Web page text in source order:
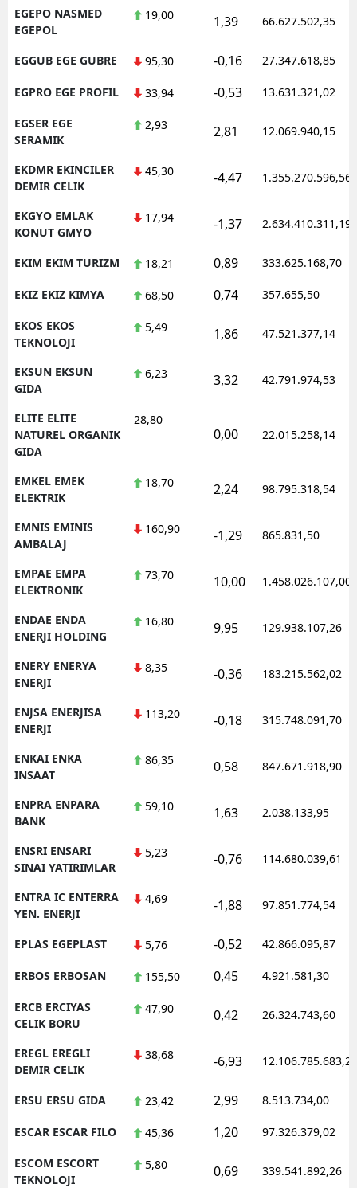
EGEPO NASMED
EGEPOL
19,00 1,39 66.627.502,35
EGGUB EGE GUBRE 95,30 -0,16 27.347.618,85
EGPRO EGE PROFIL 33,94 -0,53 13.631.321,02
EGSER EGE
SERAMIK
2,93 2,81 12.069.940,15
EKDMR EKINCILER
DEMIR CELIK
45,30 -4,47 1.355.270.596,56
EKGYO EMLAK
KONUT GMYO
17,94 -1,37 2.634.410.311,19
EKIM EKIM TURIZM 18,21 0,89 333.625.168,70
EKIZ EKIZ KIMYA 68,50 0,74 357.655,50
EKOS EKOS
TEKNOLOJI
5,49 1,86 47.521.377,14
EKSUN EKSUN
GIDA
6,23 3,32 42.791.974,53
ELITE ELITE
NATUREL ORGANIK
GIDA
28,80
0,00 22.015.258,14
EMKEL EMEK
ELEKTRIK
18,70 2,24 98.795.318,54
EMNIS EMINIS
AMBALAJ
160,90 -1,29 865.831,50
EMPAE EMPA
ELEKTRONIK
73,70 10,00 1.458.026.107,00
ENDAE ENDA
ENERJI HOLDING
16,80 9,95 129.938.107,26
ENERY ENERYA
ENERJI
8,35 -0,36 183.215.562,02
ENJSA ENERJISA
ENERJI
113,20 -0,18 315.748.091,70
ENKAI ENKA
INSAAT
86,35 0,58 847.671.918,90
ENPRA ENPARA
BANK
59,10 1,63 2.038.133,95
ENSRI ENSARI
SINAI YATIRIMLAR
5,23 -0,76 114.680.039,61
ENTRA IC ENTERRA
YEN. ENERJI
4,69 -1,88 97.851.774,54
EPLAS EGEPLAST 5,76 -0,52 42.866.095,87
ERBOS ERBOSAN 155,50 0,45 4.921.581,30
ERCB ERCIYAS
CELIK BORU
47,90 0,42 26.324.743,60
EREGL EREGLI
DEMIR CELIK
38,68 -6,93 12.106.785.683,20
ERSU ERSU GIDA 23,42 2,99 8.513.734,00
ESCAR ESCAR FILO 45,36 1,20 97.326.379,02
ESCOM ESCORT
TEKNOLOJI
5,80 0,69 339.541.892,26